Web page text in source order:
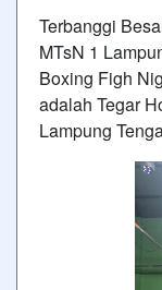
Terbanggi
MTsN 1
Boxing Figh
adalah Tegar
Lampung